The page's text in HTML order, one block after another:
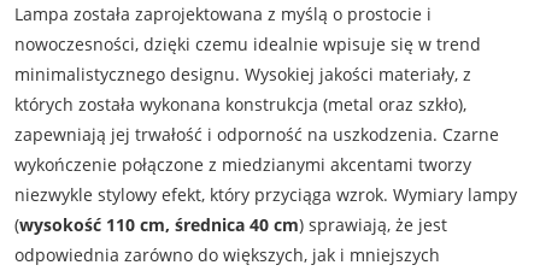
Lampa została zaprojektowana z myślą o prostocie i
nowoczesności, dzięki czemu idealnie wpisuje się w trend
minimalistycznego designu. Wysokiej jakości materiały, z
których została wykonana konstrukcja (metal oraz szkło),
zapewniają jej trwałość i odporność na uszkodzenia. Czarne
wykończenie połączone z miedzianymi akcentami tworzy
niezwykle stylowy efekt, który przyciąga wzrok. Wymiary lampy
(wysokość 110 cm, średnica 40 cm) sprawiają, że jest
odpowiednia zarówno do większych, jak i mniejszych